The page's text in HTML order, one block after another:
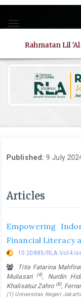
jump
to
Main
Navigation
Main
Content
Toggle
Rahmatan Lil
Published:9 July
Articles
Empowering
Financial Literacy
10.20885/
Titis Fatarina
Muliasari
(4), Nurdin
Khalisatuz Zahro (8),
(1) Universitas Negeri